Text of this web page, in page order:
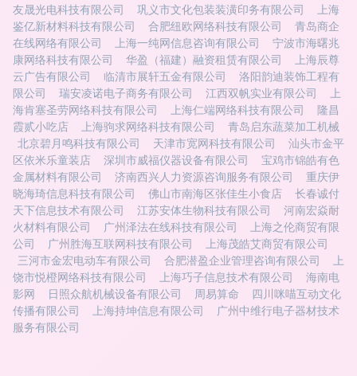
友晟光电科技有限公司
巩义市文化包装装潢印务有限公司
上海
鉴亿新材料科技有限公司
合肥纽欧网络科技有限公司
青岛商企
在线网络有限公司
上海一纯网信息咨询有限公司
宁波市海曙兆
康网络科技有限公司
华盈（福建）融资租赁有限公司
上海辰尊
云广告有限公司
临清市展轩五金有限公司
洛阳韵迪装饰工程有
限公司
瑞安凌诺电子商务有限公司 江西双帆实业有限公司
上
海肯塞圣劳网络科技有限公司
上海仁端网络科技有限公司
隆昌
霞贰小吃店
上海驹求网络科技有限公司
青岛启东蔬菜加工机械
北京碧月鸣科技有限公司
天津市宽网科技有限公司
汕头市金平
区依米乐童装店
深圳市威福仪器设备有限公司
宝鸡市锦皓有色
金属材料有限公司
济南西兴人力资源咨询服务有限公司
重庆伊
晓海琦信息科技有限公司
佛山市南海区张佳生小食店
长春诚付
天下信息技术有限公司
江苏安体生物科技有限公司
河南宏焱耐
火材料有限公司
广州泽法在线科技有限公司
上海之伦商贸有限
公司
广州胜海互联网科技有限公司
上海茂皓艾商贸有限公司
三河市金宏电动车有限公司
合肥潜盈企业管理咨询有限公司
上
饶市悦橙网络科技有限公司
上海巧子信息技术有限公司
海南电
影网
日照众航机械设备有限公司 周易算命
四川咪喵互动文化
传播有限公司
上海持坤信息有限公司
广州中维行电子器材技术
服务有限公司